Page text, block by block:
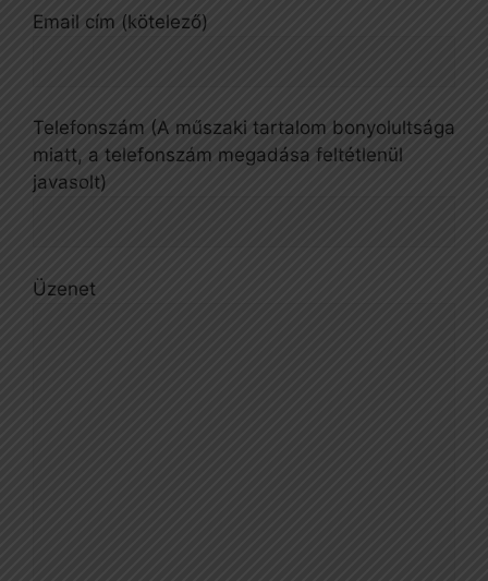
Email cím (kötelező)
Telefonszám (A műszaki tartalom bonyolultsága
miatt, a telefonszám megadása feltétlenül
javasolt)
Üzenet